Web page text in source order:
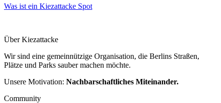
Was ist ein Kiezattacke Spot
Über Kiezattacke
Wir sind eine gemeinnützige Organisation, die Berlins Straßen,
Plätze und Parks sauber machen möchte.
Unsere Motivation: Nachbarschaftliches Miteinander.
Community